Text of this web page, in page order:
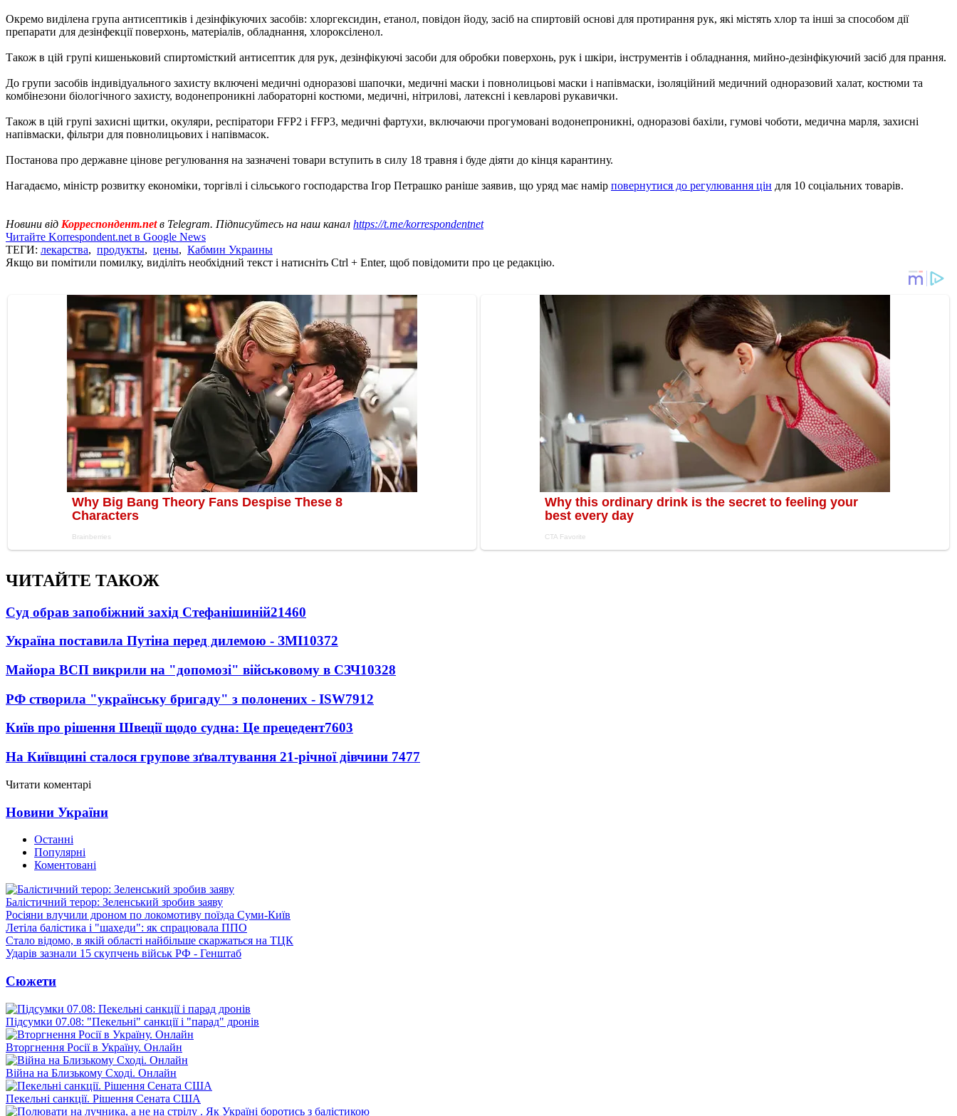
Окремо виділена група антисептиків і дезінфікуючих засобів: хлоргексидин, етанол, повідон йоду, засіб на спиртовій основі для протирання рук, які містять хлор та інші за способом дії
препарати для дезінфекції поверхонь, матеріалів, обладнання, хлороксіленол.
Також в цій групі кишеньковий спиртомісткий антисептик для рук, дезінфікуючі засоби для обробки поверхонь, рук і шкіри, інструментів і обладнання, мийно-дезінфікуючий засіб для прання.
До групи засобів індивідуального захисту включені медичні одноразові шапочки, медичні маски і повнолицьові маски і напівмаски, ізоляційний медичний одноразовий халат, костюми та
комбінезони біологічного захисту, водонепроникні лабораторні костюми, медичні, нітрилові, латексні і кевларові рукавички.
Також в цій групі захисні щитки, окуляри, респіратори FFP2 і FFP3, медичні фартухи, включаючи прогумовані водонепроникні, одноразові бахіли, гумові чоботи, медична марля, захисні
напівмаски, фільтри для повнолицьових і напівмасок.
Постанова про державне цінове регулювання на зазначені товари вступить в силу 18 травня і буде діяти до кінця карантину.
Нагадаємо, міністр розвитку економіки, торгівлі і сільського господарства Ігор Петрашко раніше заявив, що уряд має намір повернутися до регулювання цін для 10 соціальних товарів.
Новини від Корреспондент.netв Telegram. Підписуйтесь на наш канал https://t.me/korrespondentnet
Читайте Korrespondent.net в Google News
ТЕГИ: лекарства, продукты, цены, Кабмин Украины
Якщо ви помітили помилку, виділіть необхідний текст і натисніть Ctrl + Enter, щоб повідомити про це редакцію.
ЧИТАЙТЕ ТАКОЖ
Суд обрав запобіжний захід Стефанішиній21460
Україна поставила Путіна перед дилемою - ЗМІ10372
Майора ВСП викрили на "допомозі" військовому в СЗЧ10328
РФ створила "українську бригаду" з полонених - ISW7912
Київ про рішення Швеції щодо судна: Це прецедент7603
На Київщині сталося групове зґвалтування 21-річної дівчини 7477
Читати коментарі
Новини України
Останні
Популярні
Коментовані
Балістичний терор: Зеленський зробив заяву
Росіяни влучили дроном по локомотиву поїзда Суми-Київ
Летіла балістика і "шахеди": як спрацювала ППО
Стало відомо, в якій області найбільше скаржаться на ТЦК
Ударів зазнали 15 скупчень військ РФ - Генштаб
Сюжети
Підсумки 07.08: "Пекельні" санкції і "парад" дронів
Вторгнення Росії в Україну. Онлайн
Війна на Близькому Сході. Онлайн
Пекельні санкції. Рішення Сената США